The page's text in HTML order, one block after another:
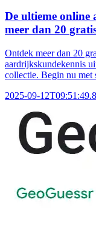
De ultieme
meer dan 20
Ontdek meer dan 20
aardrijkskundekennis
collectie. Begin nu met
2025-09-